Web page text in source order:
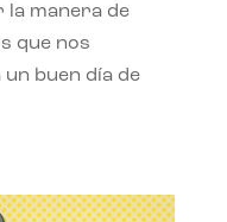
la manera de
que nos
buen día de